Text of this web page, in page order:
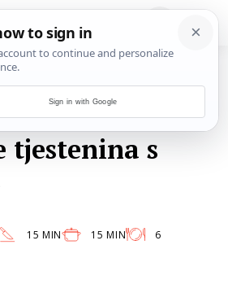
MORSKI PLODOVI
tjestenina s
15 MIN 15 MIN
6
Sign in with Google